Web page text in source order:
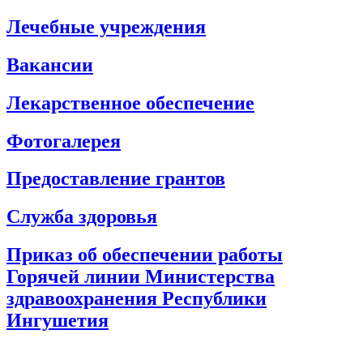
Лечебные учреждения
Вакансии
Лекарственное обеспечение
Фотогалерея
Предоставление грантов
Служба здоровья
Приказ об обеспечении работы
Горячей линии Министерства
здравоохранения Республики
Ингушетия